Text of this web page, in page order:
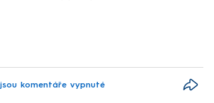
komentáře vypnuté